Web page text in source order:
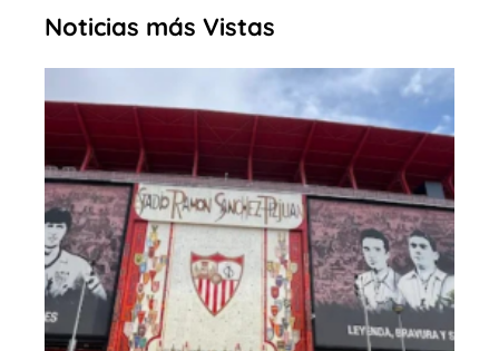
Noticias más Vistas